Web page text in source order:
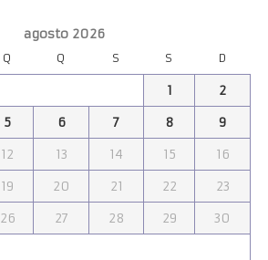
agosto 2026
Q Q S S D
1
2
5 6 7 8
9
12 13 14 15
16
19 20 21 22
23
26 27 28 29
30